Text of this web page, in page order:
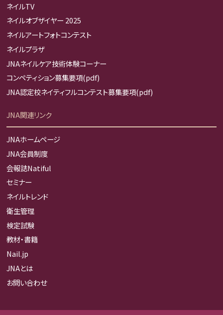
ネイルTV
ネイルオブザイヤー 2025
ネイルアートフォトコンテスト
ネイルプラザ
JNAネイルケア技術体験コーナー
コンペティション募集要項(pdf)
JNA認定校ネイティフルコンテスト募集要項(pdf)
JNA関連リンク
JNAホームページ
JNA会員制度
会報誌Natiful
セミナー
ネイルトレンド
衛生管理
検定試験
教材・書籍
Nail.jp
JNAとは
お問い合わせ